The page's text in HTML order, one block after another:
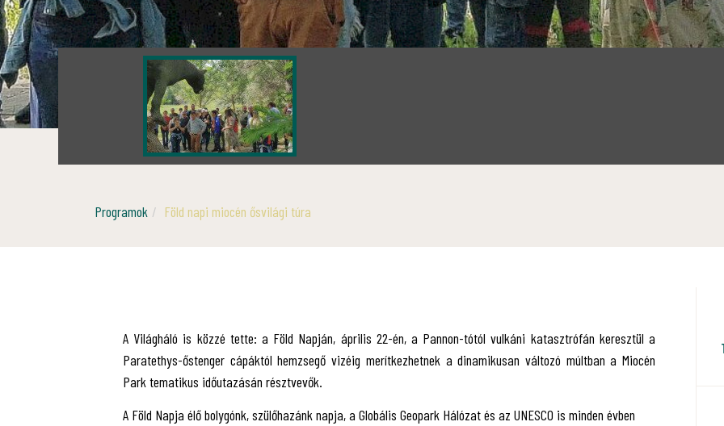
Programok Föld napi miocén ősvilági túra
A Világháló is közzé tette: a Föld Napján, április 22-én, a Pannon-tótól vulkáni katasztrófán keresztül a
Paratethys-őstenger cápáktól hemzsegő vizéig merítkezhetnek a dinamikusan változó múltban a Miocén
Park tematikus időutazásán résztvevők.
A Föld Napja élő bolygónk, szülőhazánk napja, a Globális Geopark Hálózat és az UNESCO is minden évben